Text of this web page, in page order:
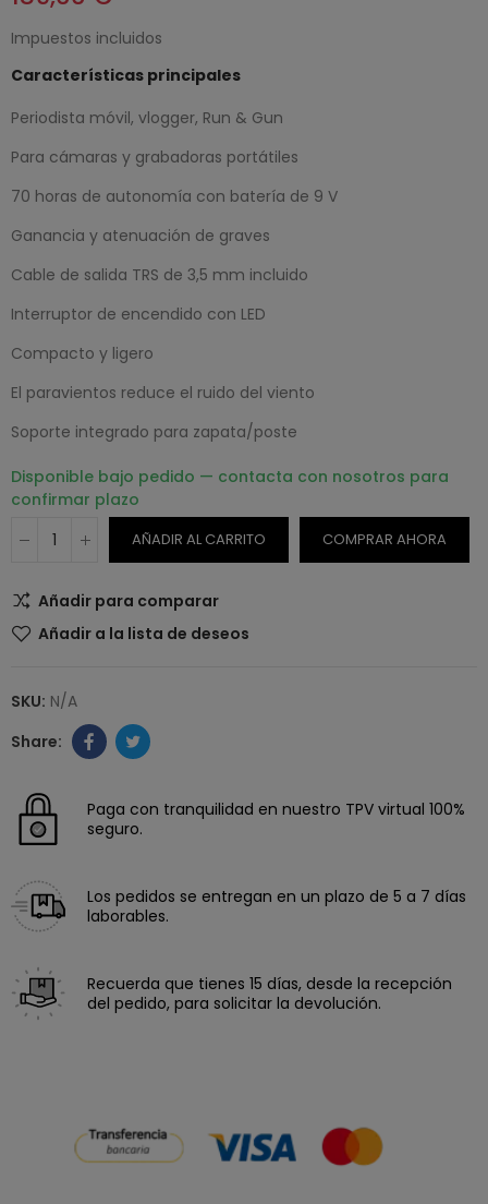
Impuestos incluidos
Características principales
Periodista móvil, vlogger, Run & Gun
Para cámaras y grabadoras portátiles
70 horas de autonomía con batería de 9 V
Ganancia y atenuación de graves
Cable de salida TRS de 3,5 mm incluido
Interruptor de encendido con LED
Compacto y ligero
El paravientos reduce el ruido del viento
Soporte integrado para zapata/poste
Disponible bajo pedido — contacta con nosotros para
confirmar plazo
AÑADIR AL CARRITO COMPRAR AHORA
Añadir para comparar
Añadir a la lista de deseos
SKU: N/A
Paga con tranquilidad en nuestro TPV virtual 100%
seguro.
Los pedidos se entregan en un plazo de 5 a 7 días
laborables.
Recuerda que tienes 15 días, desde la recepción
del pedido, para solicitar la devolución.